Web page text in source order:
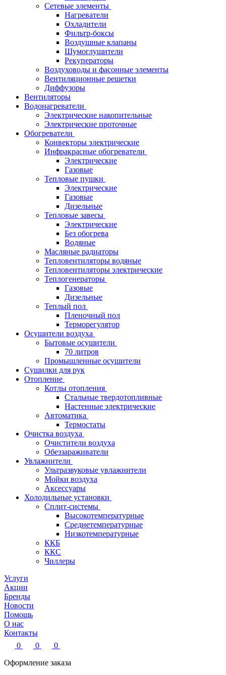
Сетевые элементы
Нагреватели
Охладители
Фильтр-боксы
Воздушные клапаны
Шумоглушители
Рекуператоры
Воздуховоды и фасонные элементы
Вентиляционные решетки
Диффузоры
Вентиляторы
Водонагреватели
Электрические накопительные
Электрические проточные
Обогреватели
Конвекторы электрические
Инфракрасные обогреватели
Электрические
Газовые
Тепловые пушки
Электрические
Газовые
Дизельные
Тепловые завесы
Электрические
Без обогрева
Водяные
Масляные радиаторы
Тепловентиляторы водяные
Тепловентиляторы электрические
Теплогенераторы
Газовые
Дизельные
Теплый пол
Пленочный пол
Терморегулятор
Осушители воздуха
Бытовые осушители
70 литров
Промышленные осушители
Сушилки для рук
Отопление
Котлы отопления
Стальные твердотопливные
Настенные электрические
Автоматика
Термостаты
Очистка воздуха
Очистители воздуха
Обеззараживатели
Увлажнители
Ультразвуковые увлажнители
Мойки воздуха
Аксессуары
Холодильные установки
Сплит-системы
Высокотемпературные
Среднетемпературные
Низкотемпературные
ККБ
ККС
Чиллеры
Услуги
Акции
Бренды
Новости
Помощь
О нас
Контакты
0
0
0
Оформление заказа